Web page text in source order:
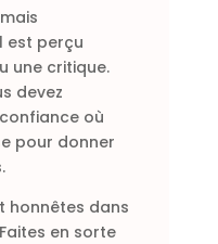
est perçu
une critique.
devez
où
pour donner
honnêtes dans
en sorte